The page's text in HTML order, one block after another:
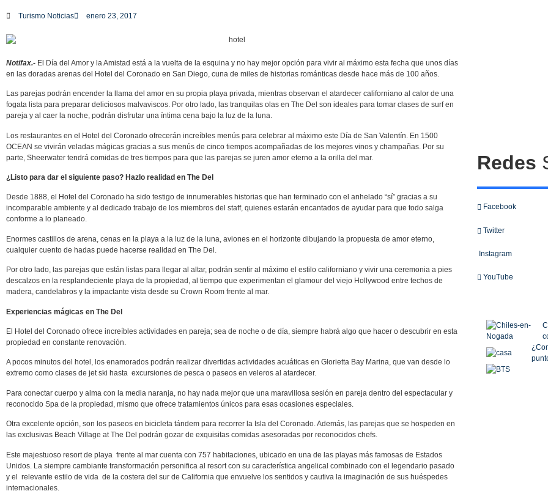
Turismo Noticias enero 23, 2017
Notifax.- El Día del Amor y la Amistad está a la vuelta de la esquina y no hay mejor opción para vivir al máximo esta fecha que unos días
en las doradas arenas del Hotel del Coronado en San Diego, cuna de miles de historias románticas desde hace más de 100 años.
Las parejas podrán encender la llama del amor en su propia playa privada, mientras observan el atardecer californiano al calor de una
fogata lista para preparar deliciosos malvaviscos. Por otro lado, las tranquilas olas en The Del son ideales para tomar clases de surf en
pareja y al caer la noche, podrán disfrutar una íntima cena bajo la luz de la luna.
Los restaurantes en el Hotel del Coronado ofrecerán increíbles menús para celebrar al máximo este Día de San Valentín. En 1500
OCEAN se vivirán veladas mágicas gracias a sus menús de cinco tiempos acompañadas de los mejores vinos y champañas. Por su
parte, Sheerwater tendrá comidas de tres tiempos para que las parejas se juren amor eterno a la orilla del mar.
¿Listo para dar el siguiente paso? Hazlo realidad en The Del
Desde 1888, el Hotel del Coronado ha sido testigo de innumerables historias que han terminado con el anhelado “sí” gracias a su
incomparable ambiente y al dedicado trabajo de los miembros del staff, quienes estarán encantados de ayudar para que todo salga
conforme a lo planeado.
Enormes castillos de arena, cenas en la playa a la luz de la luna, aviones en el horizonte dibujando la propuesta de amor eterno,
cualquier cuento de hadas puede hacerse realidad en The Del.
Por otro lado, las parejas que están listas para llegar al altar, podrán sentir al máximo el estilo californiano y vivir una ceremonia a pies
descalzos en la resplandeciente playa de la propiedad, al tiempo que experimentan el glamour del viejo Hollywood entre techos de
madera, candelabros y la impactante vista desde su Crown Room frente al mar.
Experiencias mágicas en The Del
El Hotel del Coronado ofrece increíbles actividades en pareja; sea de noche o de día, siempre habrá algo que hacer o descubrir en esta
propiedad en constante renovación.
A pocos minutos del hotel, los enamorados podrán realizar divertidas actividades acuáticas en Glorietta Bay Marina, que van desde lo
extremo como clases de jet ski hasta excursiones de pesca o paseos en veleros al atardecer.
Para conectar cuerpo y alma con la media naranja, no hay nada mejor que una maravillosa sesión en pareja dentro del espectacular y
reconocido Spa de la propiedad, mismo que ofrece tratamientos únicos para esas ocasiones especiales.
Otra excelente opción, son los paseos en bicicleta tándem para recorrer la Isla del Coronado. Además, las parejas que se hospeden en
las exclusivas Beach Village at The Del podrán gozar de exquisitas comidas asesoradas por reconocidos chefs.
Este majestuoso resort de playa frente al mar cuenta con 757 habitaciones, ubicado en una de las playas más famosas de Estados
Unidos. La siempre cambiante transformación personifica al resort con su característica angelical combinado con el legendario pasado
y el relevante estilo de vida de la costera del sur de California que envuelve los sentidos y cautiva la imaginación de sus huéspedes
internacionales.
Redes
Facebook
Twitter
Instagram
YouTube